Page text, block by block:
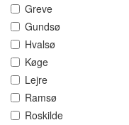
Greve
Gundsø
Hvalsø
Køge
Lejre
Ramsø
Roskilde